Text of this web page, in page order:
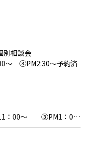
別相談会
③PM2:30～予約済
：00～ ③PM1：00
⑤PM3：00～